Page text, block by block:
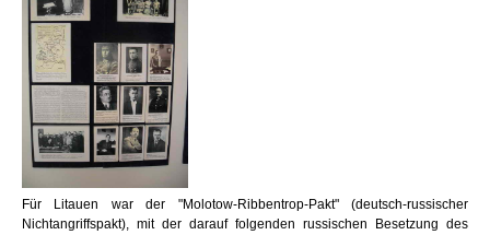
Für Litauen war der "Molotow-Ribbentrop-Pakt" (deutsch-russischer
Nichtangriffspakt), mit der darauf folgenden russischen Besetzung des